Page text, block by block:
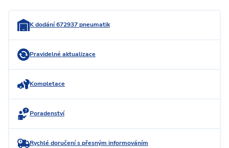
K dodání 672937 pneumatik
Pravidelné aktualizace
Kompletace
Poradenství
Rychlé doručení s přesným informováním